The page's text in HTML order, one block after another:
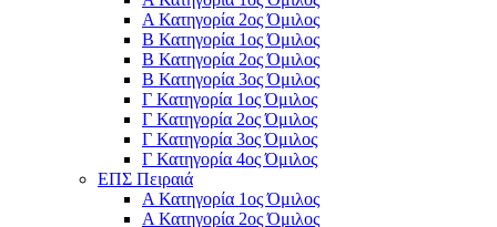
Α Κατηγορία 2ος Όμιλος
Β Κατηγορία 1ος Όμιλος
Β Κατηγορία 2ος Όμιλος
Β Κατηγορία 3ος Όμιλος
Γ Κατηγορία 1ος Όμιλος
Γ Κατηγορία 2ος Όμιλος
Γ Κατηγορία 3ος Όμιλος
Γ Κατηγορία 4ος Όμιλος
ΕΠΣ Πειραιά
Α Κατηγορία 1ος Όμιλος
Α Κατηγορία 2ος Όμιλος